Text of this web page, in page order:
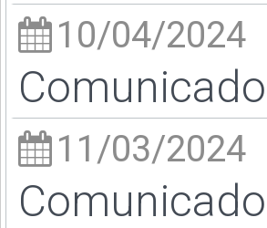
10/04/2024
11/03/2024